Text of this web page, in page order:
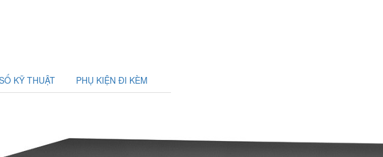
KỸ THUẬT PHỤ KIỆN ĐI KÈM